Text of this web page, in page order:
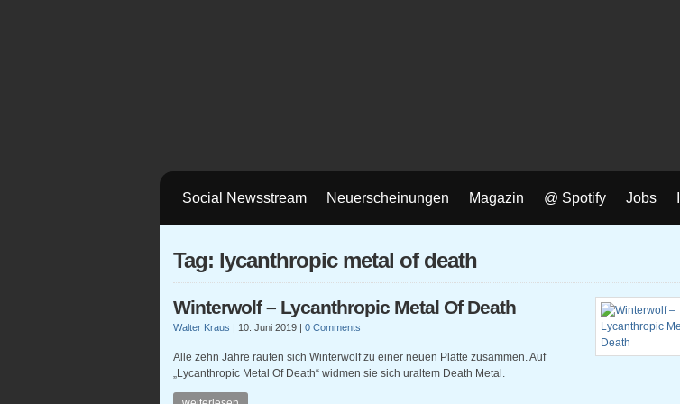
Social Newsstream Neuerscheinungen Magazin @ Spotify Jobs
Tag: lycanthropic metal of death
Winterwolf – Lycanthropic Metal Of Death
Walter Kraus | 10. Juni 2019 | 0 Comments
Alle zehn Jahre raufen sich Winterwolf zu einer neuen Platte zusammen. Auf
„Lycanthropic Metal Of Death“ widmen sie sich uraltem Death Metal.